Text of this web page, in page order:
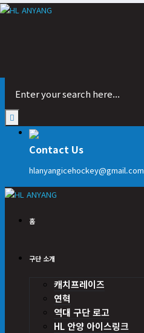
Contact Us
hlanyangicehockey@gmail.com
홈
구단 소개
캐치프레이즈
연혁
역대 구단 로고
HL 안양 아이스링크